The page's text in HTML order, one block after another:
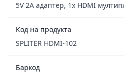
5V 2A адаптер, 1x HDMI
Код на продукта
SPLITER HDMI-102
Баркод